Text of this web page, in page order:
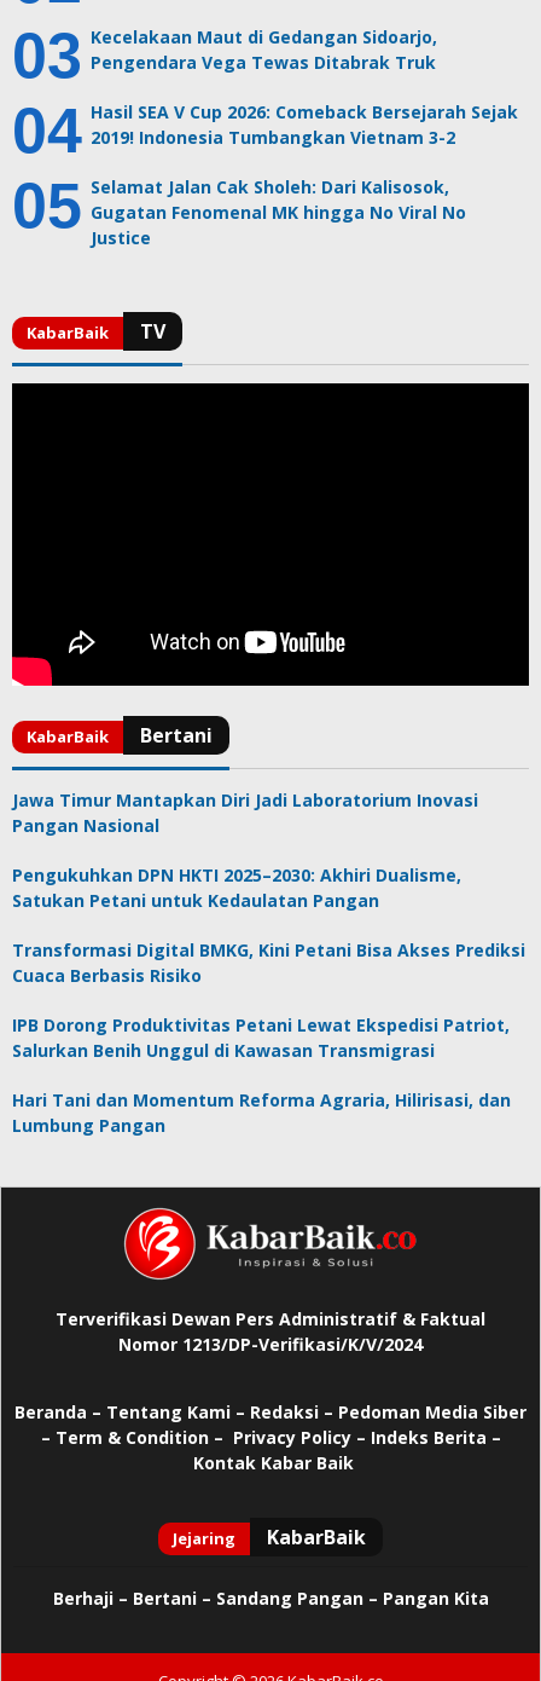
Kecelakaan Maut di Gedangan Sidoarjo,
Pengendara Vega Tewas Ditabrak Truk
Hasil SEA V Cup 2026: Comeback Bersejarah Sejak
2019! Indonesia Tumbangkan Vietnam 3-2
Selamat Jalan Cak Sholeh: Dari Kalisosok,
Gugatan Fenomenal MK hingga No Viral No
Justice
Jawa Timur Mantapkan Diri Jadi Laboratorium Inovasi
Pangan Nasional
Pengukuhkan DPN HKTI 2025–2030: Akhiri Dualisme,
Satukan Petani untuk Kedaulatan Pangan
Transformasi Digital BMKG, Kini Petani Bisa Akses Prediksi
Cuaca Berbasis Risiko
IPB Dorong Produktivitas Petani Lewat Ekspedisi Patriot,
Salurkan Benih Unggul di Kawasan Transmigrasi
Hari Tani dan Momentum Reforma Agraria, Hilirisasi, dan
Lumbung Pangan
Terverifikasi Dewan Pers Administratif & Faktual
Nomor 1213/DP-Verifikasi/K/V/2024
Beranda – Tentang Kami – Redaksi – Pedoman Media Siber
– Term & Condition – Privacy Policy– Indeks Berita –
Kontak Kabar Baik
Berhaji– Bertani – Sandang Pangan – Pangan Kita